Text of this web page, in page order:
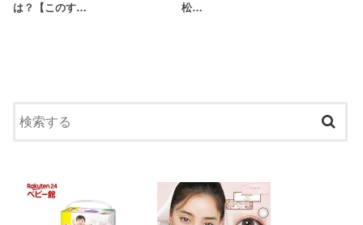
は？【このす…
松…